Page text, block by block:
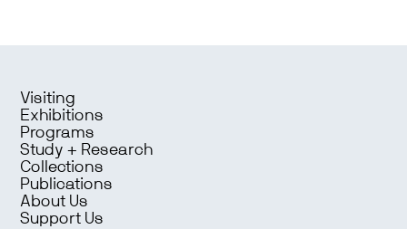
Visiting
Exhibitions
Programs
Study + Research
Collections
Publications
About Us
Support Us